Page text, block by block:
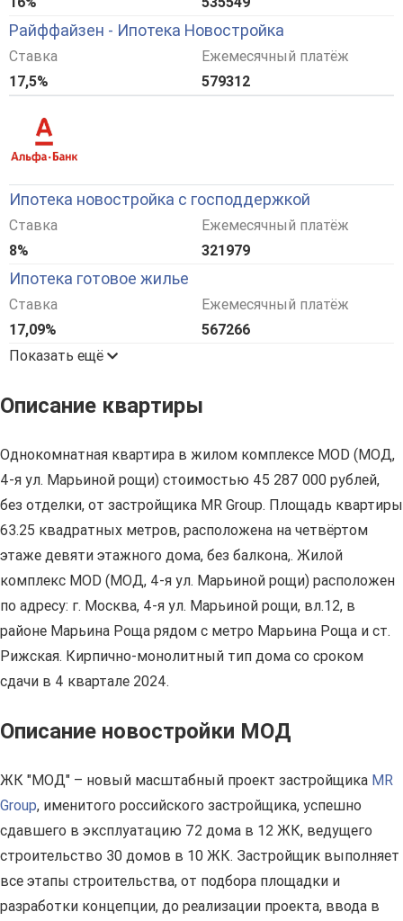
Райффайзен - Ипотека Новостройка
Ставка
17,5%
Ежемесячный платёж
579312
Ипотека новостройка с господдержкой
Ставка
8%
Ежемесячный платёж
321979
Ипотека готовое жилье
Ставка
17,09%
Ежемесячный платёж
567266
Показать ещё
Описание квартиры
Однокомнатная квартира в жилом комплексе MOD (МОД,
4-я ул. Марьиной рощи) стоимостью 45 287 000 рублей,
без отделки, от застройщика MR Group. Площадь квартиры
63.25 квадратных метров, расположена на четвёртом
этаже девяти этажного дома, без балкона,. Жилой
комплекс MOD (МОД, 4-я ул. Марьиной рощи) расположен
по адресу: г. Москва, 4-я ул. Марьиной рощи, вл.12, в
районе Марьина Роща рядом с метро Марьина Роща и ст.
Рижская. Кирпично-монолитный тип дома со сроком
сдачи в 4 квартале 2024.
Описание новостройки МОД
ЖК "МОД" – новый масштабный проект застройщика MR
Group, именитого российского застройщика, успешно
сдавшего в эксплуатацию 72 дома в 12 ЖК, ведущего
строительство 30 домов в 10 ЖК. Застройщик выполняет
все этапы строительства, от подбора площадки и
разработки концепции, до реализации проекта, ввода в